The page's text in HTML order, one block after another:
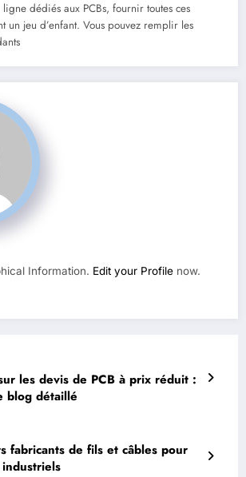
dédiés aux PCBs, fournir toutes ces
un jeu d’enfant. Vous pouvez remplir les
Information. Edit your Profile now.
les devis de PCB à prix réduit :
blog détaillé
fabricants de fils et câbles pour